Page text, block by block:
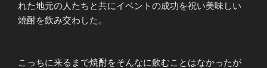
れた地元の人たちと共にイベントの成功を祝い美味しい
焼酎を飲み交わした。
こっちに来るまで焼酎をそんなに飲むことはなかったが